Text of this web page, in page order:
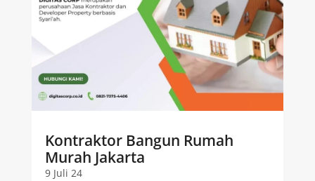
Kontraktor Bangun Rumah
Murah Jakarta
9 Juli 24